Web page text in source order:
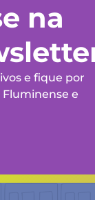
na
e fique por
Fluminense e